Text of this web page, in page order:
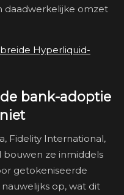
daadwerkelijke omzet
Hyperliquid-
bank-adoptie
Fidelity International,
bouwen ze inmiddels
getokeniseerde
op, wat dit